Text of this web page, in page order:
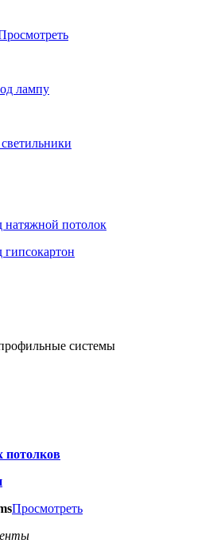
лампу
натяжной потолок
системы
Просмотреть